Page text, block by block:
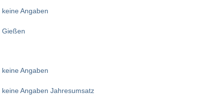
keine Angaben
Gießen
keine Angaben
keine Angaben Jahresumsatz